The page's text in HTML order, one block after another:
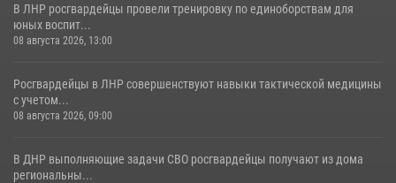
В ЛНР росгвардейцы провели тренировку по единоборствам для
юных воспит...
08 августа 2026, 13:00
Росгвардейцы в ЛНР совершенствуют навыки тактической медицины
с учетом...
08 августа 2026, 09:00
В ДНР выполняющие задачи СВО росгвардейцы получают из дома
региональны...